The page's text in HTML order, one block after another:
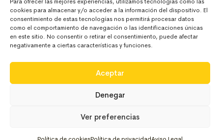
cookies para almacenar y/o acceder a la información del dispositivo. El
consentimiento de estas tecnologías nos permitirá procesar datos
como el comportamiento de navegación o las identificaciones únicas
en este sitio. No consentir o retirar el consentimiento, puede afectar
negativamente a ciertas características y funciones.
Aceptar
Denegar
Ver preferencias
642 10 44 43
Copyright 2024 Deregaloos. Todos los derechos